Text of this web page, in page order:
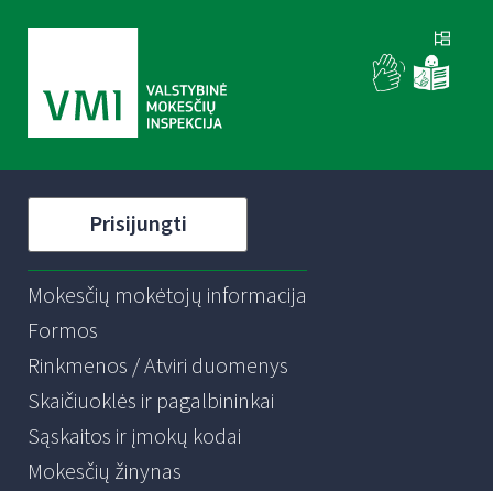
Prisijungti
Mokesčių mokėtojų informacija
Formos
Rinkmenos / Atviri duomenys
Skaičiuoklės ir pagalbininkai
Sąskaitos ir įmokų kodai
Mokesčių žinynas